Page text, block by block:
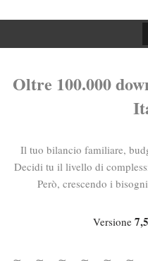
Oltre 100.000
Il tuo bilancio familiare,
Decidi tu il livello di
Però, crescendo i
Versione